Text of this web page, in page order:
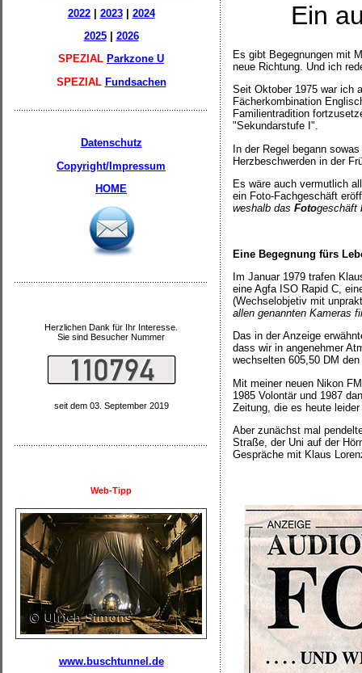
2022| 2023| 2024
2025| 2026
SPEZIAL Parkzone U
SPEZIAL Fundsachen
Datenschutz
Copyright/Impressum
HOME
Herzlichen Dank für Ihr Interesse.
Sie sind Besucher Nummer
seit dem 03. September 2019
Web-Tipp
www.buschtunnel.de
Ein
Es gibt Begegnungen mit
neue Richtung. Und ich
Seit Oktober 1975 war ich
Fächerkombination
Familientradition
"Sekundarstufe I".
In der Regel begann
Herzbeschwerden in der
Es wäre auch vermutlich
ein Foto-Fachgeschäft
weshalb das Fotogeschäft
Eine Begegnung fürs
Im Januar 1979 trafen
eine Agfa ISO Rapid C,
(Wechselobjetiv mit
allen genannten Kameras
Das in der Anzeige
dass wir in angenehmer
wechselten 605,50 DM
Mit meiner neuen Nikon
1985 Volontär und 1987
Zeitung, die es heute
Aber zunächst mal
Straße, der Uni auf der
Gespräche mit Klaus